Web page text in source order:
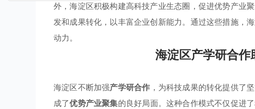
外，海淀区积极构建高科技产业生态圈，促进优势产业
发和成果转化，以丰富企业创新能力。通过这些措施，
动力。
海淀区产学研合
海淀区不断加强产学研合作 ，为科技成果的转化提供了
成了优势产业聚集的良好局面。这种合作模式不仅促进